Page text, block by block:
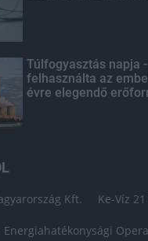
Túlfogyasztás napja
felhasználta az
évre elegendő
Kft. Ke-Víz
Energiahatékonysági